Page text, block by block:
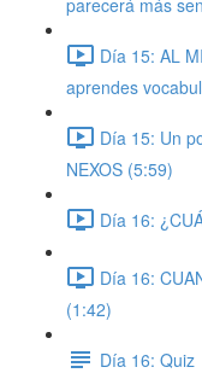
parecerá más
Día 15: AL
aprendes
Día 15: Un
NEXOS (5:59)
Día 16:
Día 16:
(1:42)
Día 16: Quiz